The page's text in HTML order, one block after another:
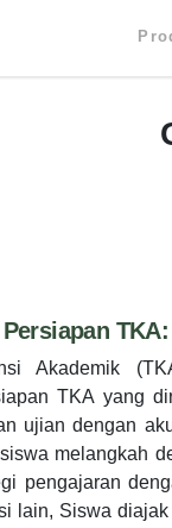
Persiapan
Akademik
TKA yang
ujian dengan
melangkah
pengajaran
lain, Siswa